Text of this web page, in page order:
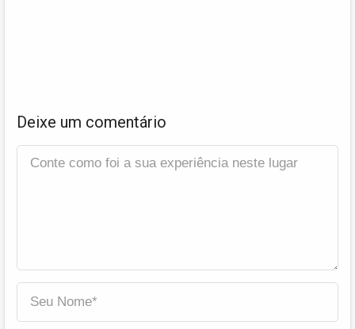
Deixe um comentário